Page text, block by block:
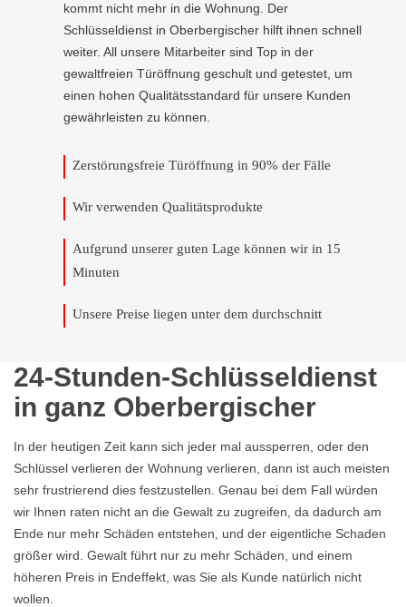
kommt nicht mehr in die Wohnung. Der
Schlüsseldienst in Oberbergischer hilft ihnen schnell
weiter. All unsere Mitarbeiter sind Top in der
gewaltfreien Türöffnung geschult und getestet, um
einen hohen Qualitätsstandard für unsere Kunden
gewährleisten zu können.
Zerstörungsfreie Türöffnung in 90% der Fälle
Wir verwenden Qualitätsprodukte
Aufgrund unserer guten Lage können wir in 15
Minuten
Unsere Preise liegen unter dem durchschnitt
24-Stunden-Schlüsseldienst
in ganz Oberbergischer
In der heutigen Zeit kann sich jeder mal aussperren, oder den
Schlüssel verlieren der Wohnung verlieren, dann ist auch meisten
sehr frustrierend dies festzustellen. Genau bei dem Fall würden
wir Ihnen raten nicht an die Gewalt zu zugreifen, da dadurch am
Ende nur mehr Schäden entstehen, und der eigentliche Schaden
größer wird. Gewalt führt nur zu mehr Schäden, und einem
höheren Preis in Endeffekt, was Sie als Kunde natürlich nicht
wollen.